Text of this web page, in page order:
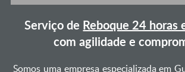
Serviço de Reboque 24 horas
com agilidade e
Somos uma empresa especializada em